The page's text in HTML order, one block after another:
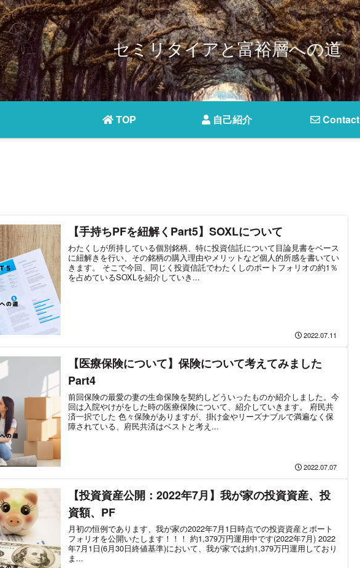
セミリタイアと富裕層への道
TOP 自己紹介 Contact
【手持ちPFを紐解くPart5】SOXLについて
わたくしが所持している個別銘柄、特に投資信託について目論見書をベース
に紐解きを行い、その銘柄の購入理由やメリットなど個人的所感を書いてい
きます。 そこで今回、同じく投資信託でわたくしのポートフォリオの約1％
を占めているSOXLを紹介していき...
2022.07.11
【医療保険について】保険について考えてみました
Part4
前回保険の最愛の妻の生命保険を契約しどういったものか紹介しました。今
回は入院やけがをした時の医療保険について、紹介していきます。 府民共
済一択でした 色々保険がありますが、掛け金やリーズナブルで満遍なく保
障されている、府民共済はベストと考え...
2022.07.07
【投資資産公開：2022年7月】我が家の投資資産、投
資額、PF
月初の恒例であります、我が家の2022年7月1日時点での投資資産とポート
フォリオを公開いたします！！！ 約1,379万円運用中です(2022年7月) 2022
年7月1日(6月30日終値基準)において、我が家では約1,379万円運用しており
ま...